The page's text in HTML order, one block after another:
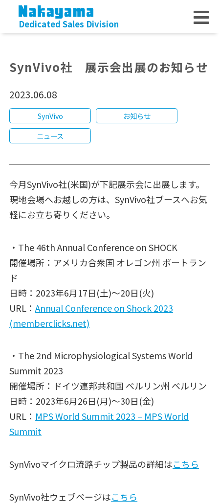
Dedicated Sales Division
SynVivo社 展示会出展のお知らせ
2023.06.08
SynVivo
お知らせ
ニュース
今月SynVivo社(米国)が下記展示会に出展します。
現地会場へお越しの方は、SynVivo社ブースへお気
軽にお立ち寄りください。
・The 46th Annual Conference on SHOCK
開催場所：アメリカ合衆国 オレゴン州 ポートラン
ド
日時：2023年6月17日(土)～20日(火)
URL：Annual Conference on Shock 2023
(memberclicks.net)
・The 2nd Microphysiological Systems World
Summit 2023
開催場所：ドイツ連邦共和国 ベルリン州 ベルリン
日時：2023年6月26日(月)～30日(金)
URL： MPS World Summit 2023 – MPS World
Summit
SynVivoマイクロ流路チップ製品の詳細はこちら
SynVivo社ウェブページはこちら